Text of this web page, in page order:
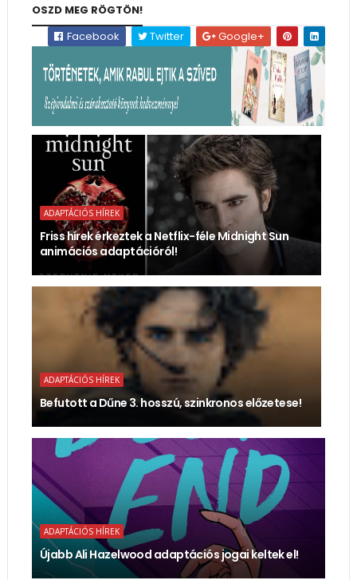
OSZD MEG RÖGTÖN!
Facebook
Twitter Google+
ADAPTÁCIÓS HÍREK
Friss hírek érkeztek a Netflix-féle Midnight Sun
animációs adaptációról!
ADAPTÁCIÓS HÍREK
Befutott a Dűne 3. hosszú, szinkronos előzetese!
ADAPTÁCIÓS HÍREK
Újabb Ali Hazelwood adaptációs jogai keltek el!